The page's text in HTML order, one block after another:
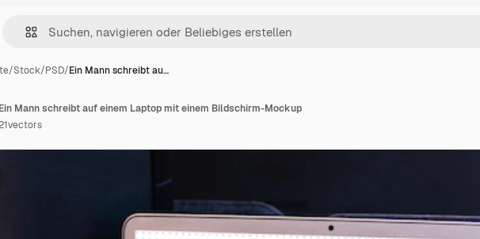
/Stock/PSD/Ein Mann schreibt au…
Ein Mann schreibt auf einem Laptop mit einem Bildschirm-Mockup